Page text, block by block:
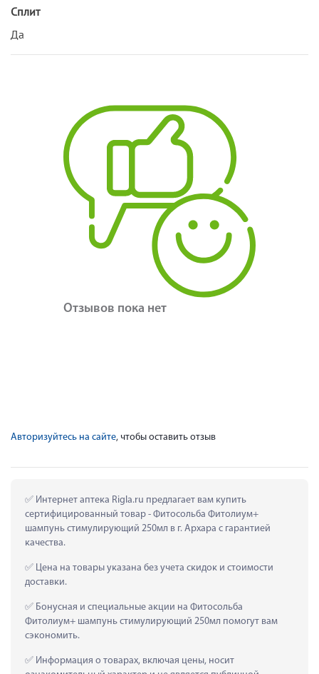
Сплит
Да
Отзывов пока нет
Авторизуйтесь на сайте, чтобы оставить отзыв
Интернет аптека Rigla.ru предлагает вам купить
сертифицированный товар - Фитосольба Фитолиум+
шампунь стимулирующий 250мл в г. Архара с гарантией
качества.
Цена на товары указана без учета скидок и стоимости
доставки.
Бонусная и специальные акции на Фитосольба
Фитолиум+ шампунь стимулирующий 250мл помогут вам
сэкономить.
Информация о товарах, включая цены, носит